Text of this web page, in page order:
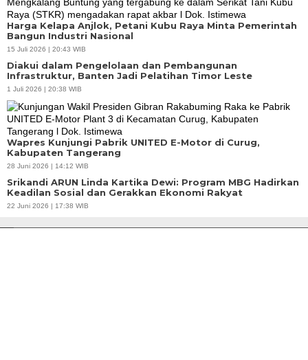
Harga Kelapa Anjlok, Petani Kubu Raya Minta Pemerintah
Bangun Industri Nasional
15 Juli 2026 | 20:43 WIB
Diakui dalam Pengelolaan dan Pembangunan
Infrastruktur, Banten Jadi Pelatihan Timor Leste
1 Juli 2026 | 20:38 WIB
Wapres Kunjungi Pabrik UNITED E-Motor di Curug,
Kabupaten Tangerang
28 Juni 2026 | 14:12 WIB
Srikandi ARUN Linda Kartika Dewi: Program MBG Hadirkan
Keadilan Sosial dan Gerakkan Ekonomi Rakyat
22 Juni 2026 | 17:38 WIB
APBD Tahun 2025 Anggarkan Rp200 Miliar | Program Makan Bergizi